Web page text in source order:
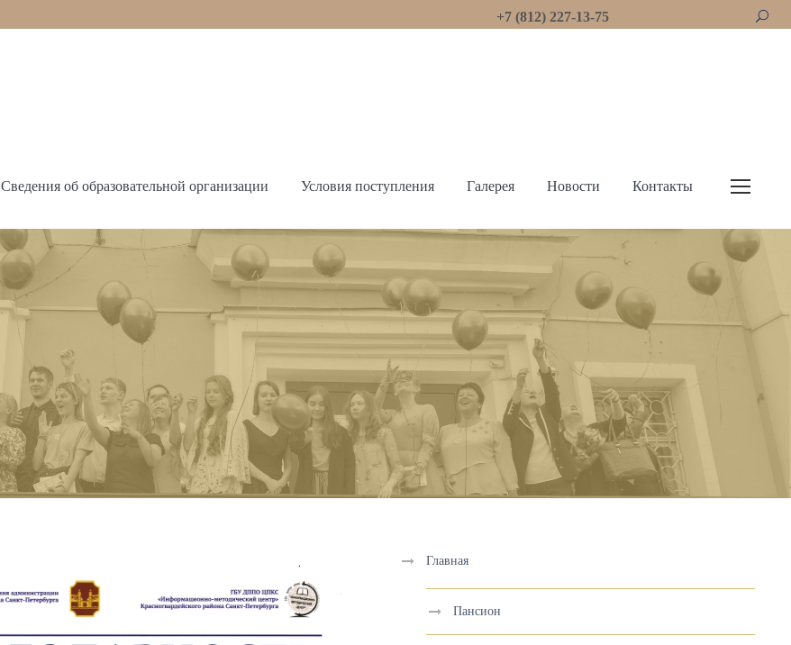
+7 (812) 227-13-75
Сведения об образовательной организации Условия поступления Галерея Новости Контакты
Главная
Пансион